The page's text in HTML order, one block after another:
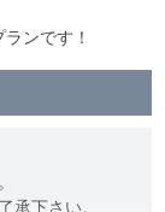
ンです！
承下さい。